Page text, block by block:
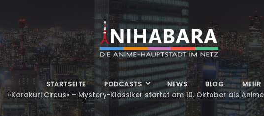
STARTSEITE PODCASTS NEWS BLOG MEHR
»Karakuri Circus« – Mystery-Klassiker startet am 10. Oktober als Anime